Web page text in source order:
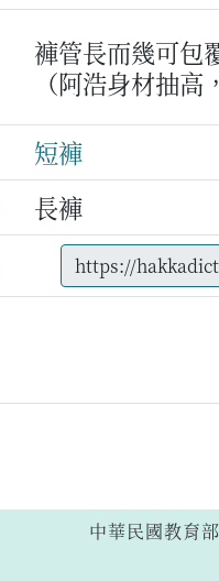
褲管長而幾可包
（阿浩身材抽
短褲
長褲
中華民國教